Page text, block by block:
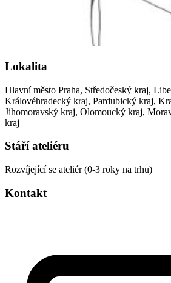
Lokalita
Hlavní město Praha, Středočeský kraj,
Královéhradecký kraj, Pardubický kraj,
Jihomoravský kraj, Olomoucký kraj,
kraj
Stáří ateliéru
Rozvíjející se ateliér (0-3 roky na trhu)
Kontakt